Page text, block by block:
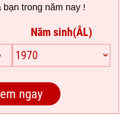
trong năm nay !
Năm sinh(ÂL)